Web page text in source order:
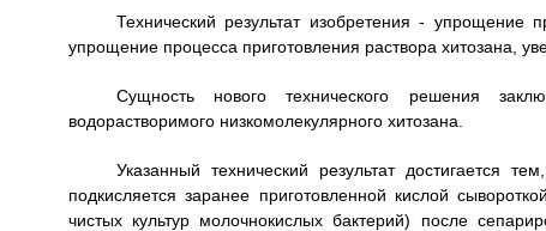
Технический результат изобретения - упрощение
упрощение процесса приготовления раствора хитозана,
Сущность нового технического решения
водорастворимого низкомолекулярного хитозана.
Указанный технический результат достигается
подкисляется заранее приготовленной кислой
чистых культур молочнокислых бактерий) после